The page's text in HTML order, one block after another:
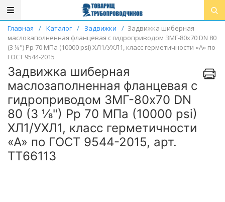
Главная / Каталог / Задвижки / Задвижка шиберная
маслозаполненная фланцевая с гидроприводом ЗМГ-80х70 DN 80
(3 ⅛") Pр 70 МПа (10000 psi) ХЛ1/УХЛ1, класс герметичности «А» по
ГОСТ 9544-2015
Задвижка шиберная
маслозаполненная фланцевая с
гидроприводом ЗМГ-80х70 DN
80 (3 ⅛") Pр 70 МПа (10000 psi)
ХЛ1/УХЛ1, класс герметичности
«А» по ГОСТ 9544-2015, арт.
ТТ66113